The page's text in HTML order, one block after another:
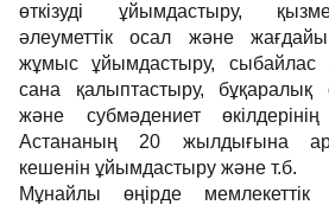
өткізуді ұйымдастыру,
әлеуметтік осал және
жұмыс ұйымдастыру, сыбайлас
сана қалыптастыру, бұқаралық
және субмәдениет
Астананың 20 жылдығына
кешенін ұйымдастыру және т.б.
Мұнайлы өңірде мемлекеттік